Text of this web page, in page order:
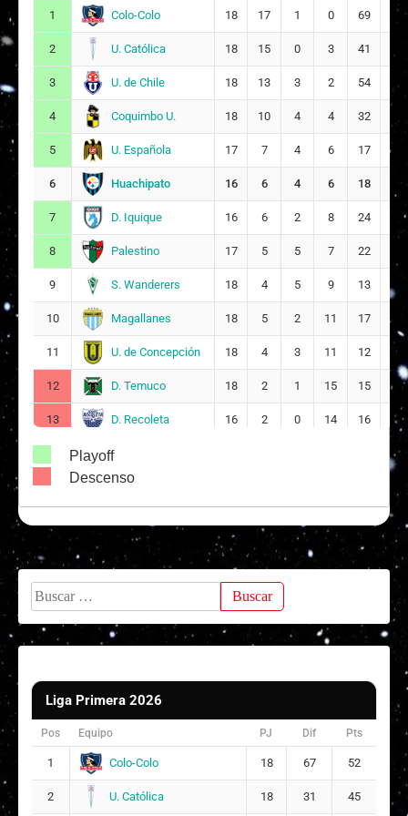
Regular,
2026
Femenina,
Fase
Regular,
2026
20
03/08/2026
S.
Wanderers
1 - 1
Liga
Femenina,
Fase
Regular,
2026
19
12:00
Huachipato
Liga
Femenina,
Fase
Regular,
2026
18
18/07/2026
12:00
Coquimbo
U.
Liga
Femenina,
Fase
Regular,
2026
11:00
Femenina,
Fase
2026
Femenina,
Fase
Regular,
2026
14
26/06/2026
Huachipato
0 - 7
Liga
Femenina,
Regular,
2026
Liga
Femenina,
Fase
Regular,
2026
12
13/06/2026
Huachipato
1 Colo-Colo 18 17 1 0 69 2
2 U. Católica 18 15 0 3 41
3 U. de Chile 18 13 3 2 54 18
4 Coquimbo U. 18 10 4 4 32
5 U. Española 17 7 4 6 17 19
6 Huachipato 16 6 4 6 18 27
7 D. Iquique 16 6 2 8 24 23
8 Palestino 17 5 5 7 22
9 S. Wanderers 18 4 5 9 13 25
10 Magallanes 18 5 2 11 17 42
11 U. de Concepción 18 4 3 11 12 32
12 D. Temuco 18 2 1 15 15 51
13 D. Recoleta 16 2 0 14 16 58
Playoff
Descenso
Buscar:
Liga Primera 2026
Pos Equipo PJ Dif Pts
1 Colo-Colo 18 67 52
2 U. Católica 18 31 45